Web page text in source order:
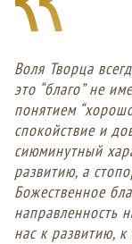
Воля Творца
это “благо” не
понятием
спокойствие и
сиюминутный
развитию, а
Божественное
направленность
нас к развитию,